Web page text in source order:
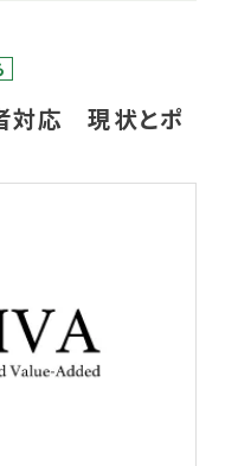
対応 現状とポ